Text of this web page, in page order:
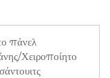
πάνελ
Χειροποίητο